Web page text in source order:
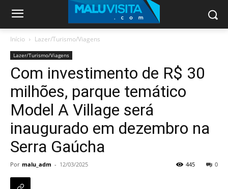
Início Lazer/Turismo/Viagens
Lazer/Turismo/Viagens
Com investimento de R$ 30
milhões, parque temático
Model A Village será
inaugurado em dezembro na
Serra Gaúcha
Por malu_adm - 12/03/2025 0
445